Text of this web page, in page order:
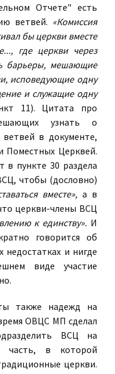
Отчете" есть
ветвей. «Комиссия
бы церкви вместе
где церкви через
барьеры, мешающие
исповедующие одну
и служащие одну
11). Цитата про
узнать о
в документе,
Поместных Церквей.
в пункте 30 раздела
чтобы (дословно)
вместе», а в
церкви-члены ВСЦ
к единству». И
говорится об
недостатках и нигде
виде yчacтие
также надежд на
ОВЦС МП сделал
ВСЦ на
часть, в которой
церкви.